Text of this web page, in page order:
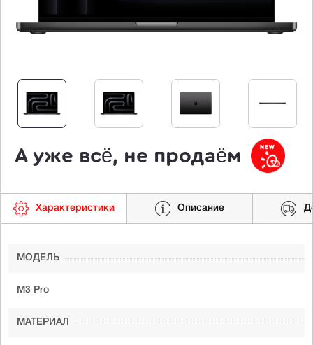
А уже всё, не продаём
Характеристики Описание
МОДЕЛЬ
M3 Pro
МАТЕРИАЛ